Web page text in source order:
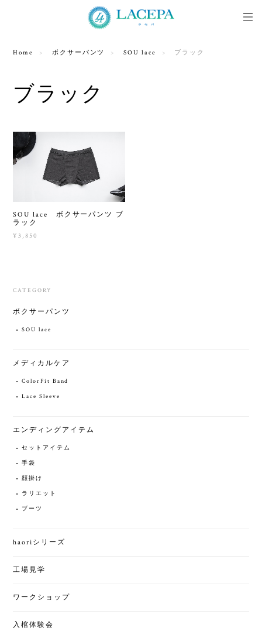
Home ボクサーパンツ SOU lace ブラック
ブラック
SOU lace ボクサーパンツ ブ
ラック
¥3,850
CATEGORY
ボクサーパンツ
SOU lace
メディカルケア
ColorFit Band
Lace Sleeve
エンディングアイテム
セットアイテム
手袋
顔掛け
ラリエット
ブーツ
haoriシリーズ
工場見学
ワークショップ
入棺体験会